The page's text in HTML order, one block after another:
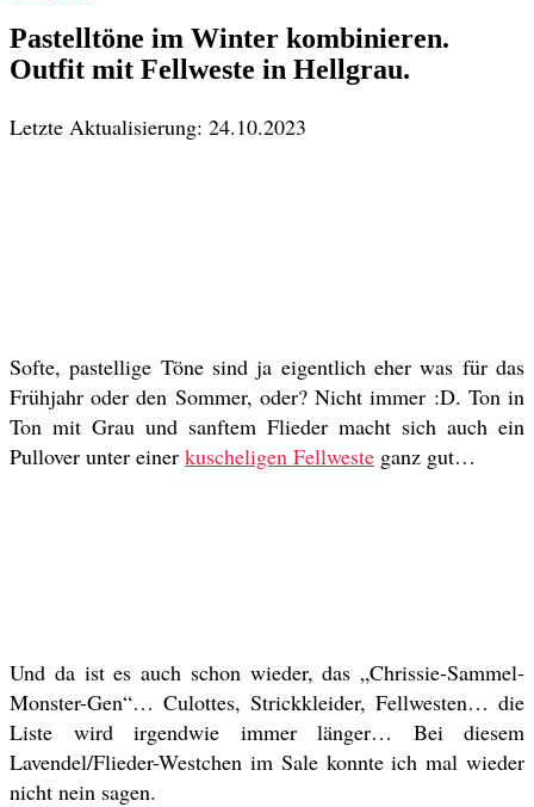
Pastelltöne im Winter kombinieren.
Outfit mit Fellweste in Hellgrau.
Letzte Aktualisierung: 24.10.2023
Softe, pastellige Töne sind ja eigentlich eher was für das
Frühjahr oder den Sommer, oder? Nicht immer :D. Ton in
Ton mit Grau und sanftem Flieder macht sich auch ein
Pullover unter einer kuscheligen Fellweste ganz gut…
Und da ist es auch schon wieder, das „Chrissie-Sammel-
Monster-Gen“… Culottes, Strickkleider, Fellwesten… die
Liste wird irgendwie immer länger… Bei diesem
Lavendel/Flieder-Westchen im Sale konnte ich mal wieder
nicht nein sagen.